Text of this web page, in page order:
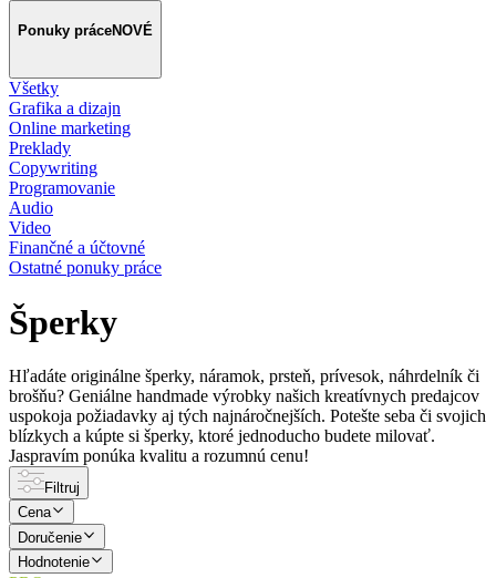
Ponuky práceNOVÉ
Všetky
Grafika a dizajn
Online marketing
Preklady
Copywriting
Programovanie
Audio
Video
Finančné a účtovné
Ostatné ponuky práce
Šperky
Hľadáte originálne šperky, náramok, prsteň, prívesok, náhrdelník či
brošňu? Geniálne handmade výrobky našich kreatívnych predajcov
uspokoja požiadavky aj tých najnáročnejších. Potešte seba či svojich
blízkych a kúpte si šperky, ktoré jednoducho budete milovať.
Jaspravím ponúka kvalitu a rozumnú cenu!
Filtruj
Cena
Doručenie
Hodnotenie